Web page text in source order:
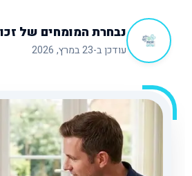
נבחרת המומחים של
עודכן ב-23 במרץ, 2026